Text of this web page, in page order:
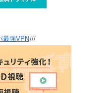
最強VPN///